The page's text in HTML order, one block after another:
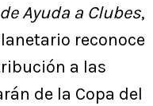
Ayuda a Clubes,
reconoce
a las
de la Copa del